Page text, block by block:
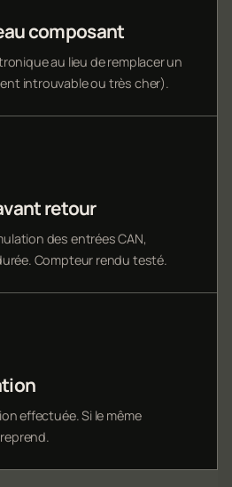
composant
au lieu de remplacer un
introuvable ou très cher).
retour
des entrées CAN,
Compteur rendu testé.
effectuée. Si le même